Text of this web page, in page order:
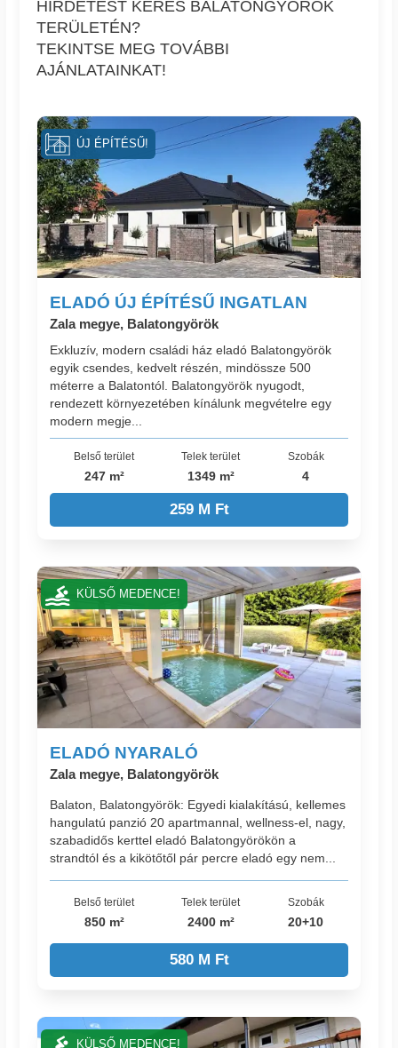
HIRDETÉST KERES BALATONGYÖRÖK
TERÜLETÉN?
TEKINTSE MEG TOVÁBBI
AJÁNLATAINKAT!
ELADÓ ÚJ ÉPÍTÉSŰ INGATLAN
Zala megye, Balatongyörök
Exkluzív, modern családi ház eladó Balatongyörök
egyik csendes, kedvelt részén, mindössze 500
méterre a Balatontól. Balatongyörök nyugodt,
rendezett környezetében kínálunk megvételre egy
modern megje...
Belső terület
247 m²
Telek terület
1349 m²
Szobák
4
259 M Ft
ÚJ ÉPÍTÉSŰ!
ELADÓ NYARALÓ
Zala megye, Balatongyörök
Balaton, Balatongyörök: Egyedi kialakítású, kellemes
hangulatú panzió 20 apartmannal, wellness-el, nagy,
szabadidős kerttel eladó Balatongyörökön a
strandtól és a kikötőtől pár percre eladó egy nem...
Belső terület
850 m²
Telek terület
2400 m²
Szobák
20+10
580 M Ft
KÜLSŐ MEDENCE!
KÜLSŐ MEDENCE!